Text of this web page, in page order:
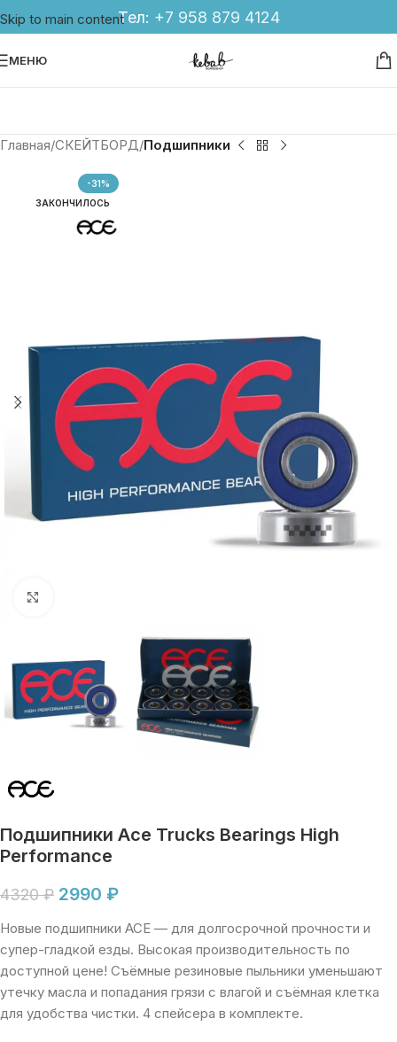
Skip to main contentТел: +7 958 879 4124
МЕНЮ
Главная СКЕЙТБОРД Подшипники
-31%
ЗАКОНЧИЛОСЬ
Подшипники Ace Trucks Bearings High
Performance
4320₽ 2990 ₽
Новые подшипники ACE — для долгосрочной прочности и
супер-гладкой езды. Высокая производительность по
доступной цене! Съёмные резиновые пыльники уменьшают
утечку масла и попадания грязи с влагой и съёмная клетка
для удобства чистки. 4 спейсера в комплекте.